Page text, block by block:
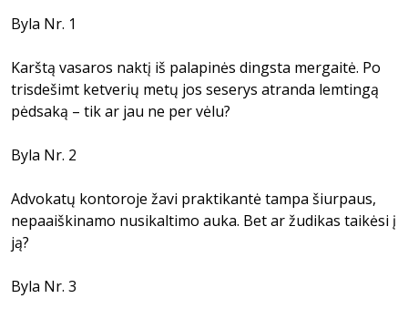
Byla Nr. 1
Karštą vasaros naktį iš palapinės dingsta mergaitė. Po
trisdešimt ketverių metų jos seserys atranda lemtingą
pėdsaką – tik ar jau ne per vėlu?
Byla Nr. 2
Advokatų kontoroje žavi praktikantė tampa šiurpaus,
nepaaiškinamo nusikaltimo auka. Bet ar žudikas taikėsi į
ją?
Byla Nr. 3